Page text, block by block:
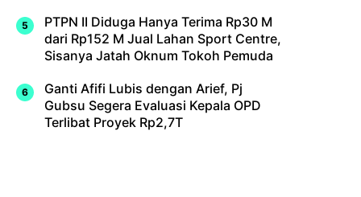
PTPN II Diduga Hanya Terima Rp30 M
dari Rp152 M Jual Lahan Sport Centre,
Sisanya Jatah Oknum Tokoh Pemuda
Ganti Afifi Lubis dengan Arief, Pj
Gubsu Segera Evaluasi Kepala OPD
Terlibat Proyek Rp2,7T